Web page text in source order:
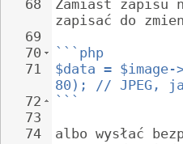
68
69
70
71
72
73
74
Zamiast zapisu
zapisać do
```php
$data =
80); // JPEG,
```
albo wysłać